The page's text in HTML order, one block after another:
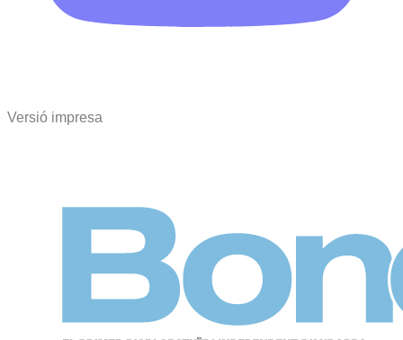
Versió impresa